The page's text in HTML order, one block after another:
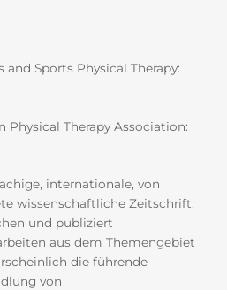
Sports Physical Therapy:
Therapy Association:
internationale, von
wissenschaftliche Zeitschrift.
und publiziert
aus dem Themengebiet
die führende
von